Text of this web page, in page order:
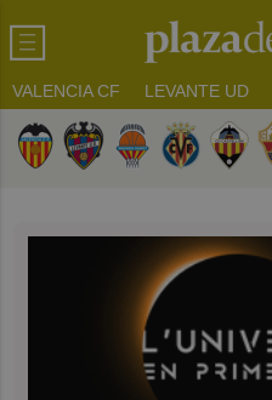
VALENCIA CF LEVANTE UD